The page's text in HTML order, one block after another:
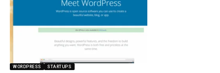
WORDPRESS STARTUPS